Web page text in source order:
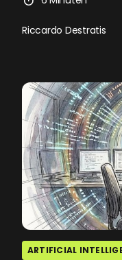
Riccardo Destratis
ARTIFICIAL